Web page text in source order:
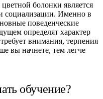
болонки является
социализации. Именно в
поведенческие
определят характер
внимания, терпения
вы начнете, тем легче
обучение?